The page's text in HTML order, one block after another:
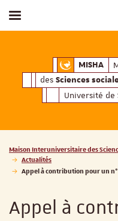
MISHA
des Sciences
Université de
Afficher / masquer le menu
Vous êtes ici :
Maison Interuniversitaire des
Actualités
Appel à contribution pour un
Appel à